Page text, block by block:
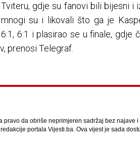
gdje su fanovi bili bijesni i
su i likovali što ga je
6:1 i plasirao se u finale, gdje
prenosi Telegraf.
pravo da obriše neprimjeren sadržaj bez najave
portala Vijesti.ba. Ova vijest je sada